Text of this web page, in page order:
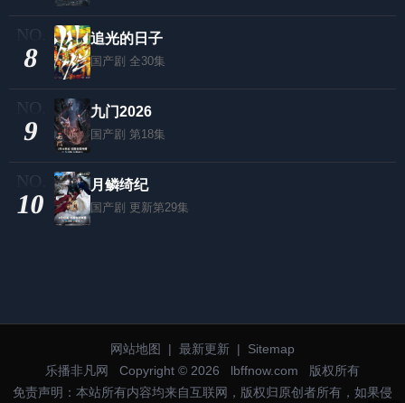
8
追光的日子
国产剧 全30集
9
九门2026
国产剧 第18集
10
月鳞绮纪
国产剧 更新第29集
网站地图 | 最新更新 |
Sitemap
乐播非凡网
Copyright © 2026 lbffnow.com
版权所有
免责声明：本站所有内容均来自互联网，版权归原创者所有，如果侵